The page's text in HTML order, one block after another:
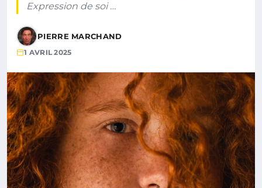
Expression de soi …
PIERRE MARCHAND
1 AVRIL 2025